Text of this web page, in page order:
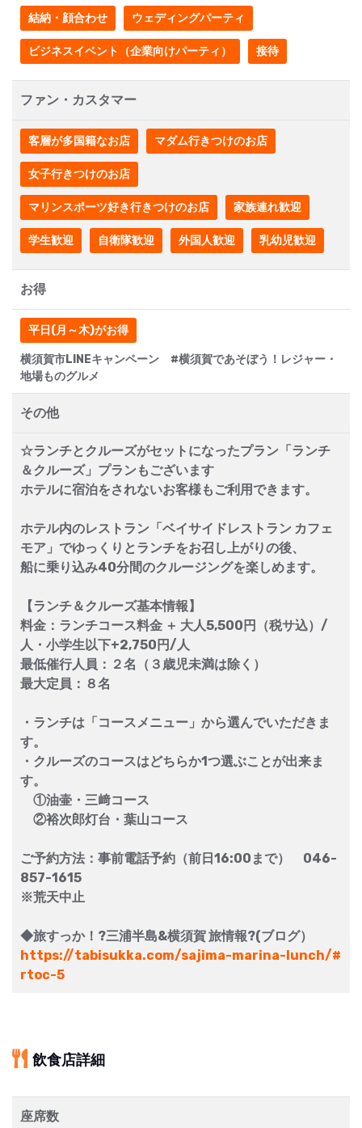
結納・顔合わせ ウェディングパーティ
ビジネスイベント（企業向けパーティ） 接待
ファン・カスタマー
客層が多国籍なお店 マダム行きつけのお店
女子行きつけのお店
マリンスポーツ好き行きつけのお店 家族連れ歓迎
学生歓迎 自衛隊歓迎 外国人歓迎 乳幼児歓迎
お得
平日(月～木)がお得
横須賀市LINEキャンペーン #横須賀であそぼう！レジャー・
地場ものグルメ
その他
☆ランチとクルーズがセットになったプラン「ランチ
＆クルーズ」プランもございます
ホテルに宿泊をされないお客様もご利用できます。
ホテル内のレストラン「ベイサイドレストラン カフェ
モア」でゆっくりとランチをお召し上がりの後、
船に乗り込み40分間のクルージングを楽しめます。
【ランチ＆クルーズ基本情報】
料金：ランチコース料金 ＋ 大人5,500円（税サ込）/
人・小学生以下+2,750円/人
最低催行人員：２名（３歳児未満は除く）
最大定員：８名
・ランチは「コースメニュー」から選んでいただきま
す。
・クルーズのコースはどちらか1つ選ぶことが出来ま
す。
①油壷・三﨑コース
②裕次郎灯台・葉山コース
ご予約方法：事前電話予約（前日16:00まで） 046-
857-1615
※荒天中止
◆旅すっか！?三浦半島&横須賀 旅情報?(ブログ）
https://tabisukka.com/sajima-marina-lunch/#
rtoc-5
飲食店詳細
座席数